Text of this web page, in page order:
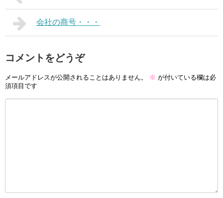
会社の商号・・・
コメントをどうぞ
メールアドレスが公開されることはありません。 ※ が付いている欄は必
須項目です